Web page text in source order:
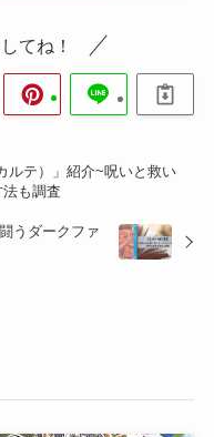
てね！
ルテ）」紹介~呪いと救い
も調査
うダークファ